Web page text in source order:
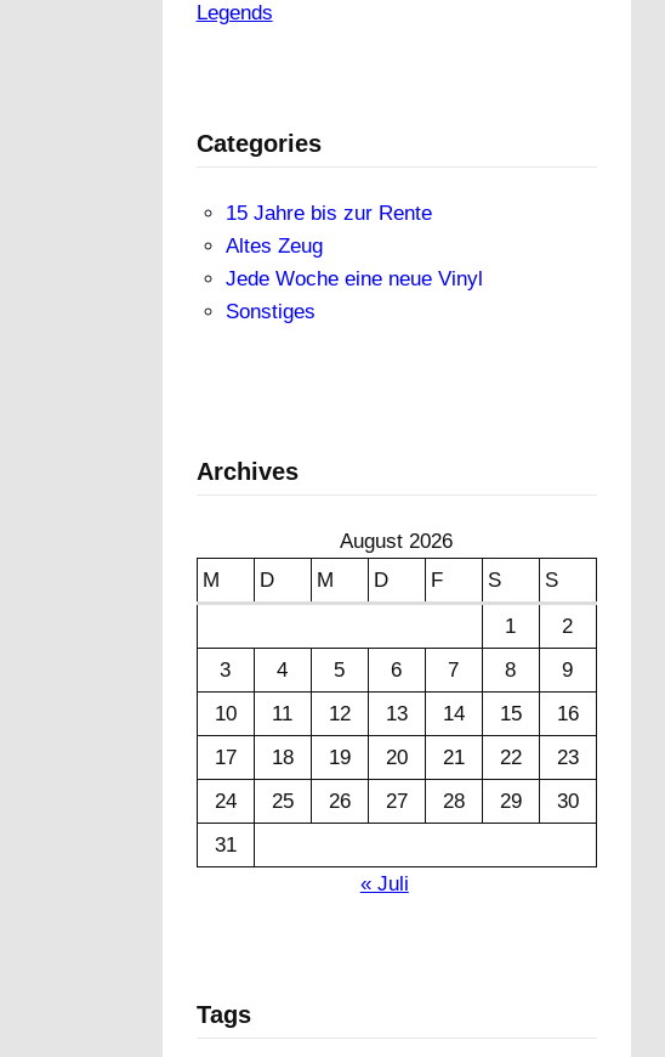
Legends
Categories
15 Jahre bis zur Rente
Altes Zeug
Jede Woche eine neue Vinyl
Sonstiges
Archives
August 2026
M
D M D F S
S
1
2
3
4 5 6 7 8
9
10
11 12 13 14 15
16
17
18 19 20 21 22
23
24
25 26 27 28 29
30
31
« Juli
Tags